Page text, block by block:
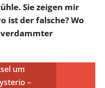
Sie zeigen mir
ist der falsche? Wo
verdammter
um
–